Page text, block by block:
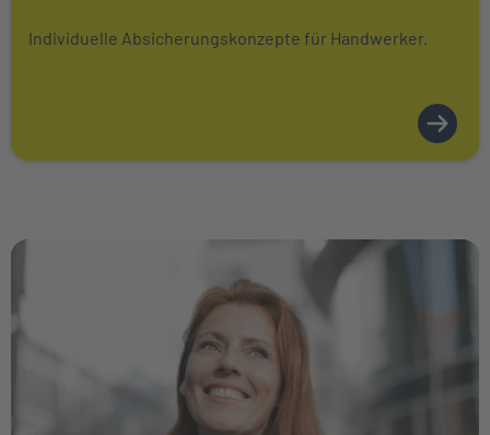
Individuelle Absicherungskonzepte für Handwerker.
Weiter zu PKV-Wissen